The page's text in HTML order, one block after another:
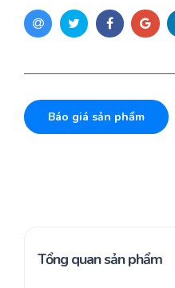
Báo giá sản phẩm
Tổng quan sản phẩm